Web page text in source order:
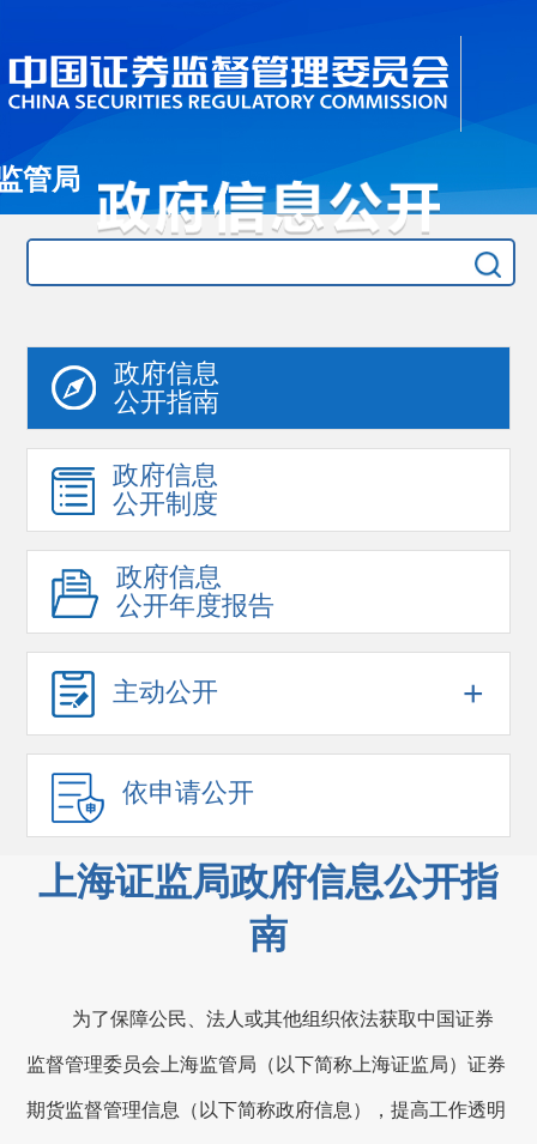
管局
政府信息
公开指南
政府信息
公开制度
政府信息
公开年度报告
主动公开 +
依申请公开
上海证监局政府信息公开指
南
为了保障公民、法人或其他组织依法获取中国证券
监督管理委员会上海监管局（以下简称上海证监局）证券
期货监督管理信息（以下简称政府信息），提高工作透明